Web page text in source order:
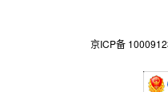
京ICP备